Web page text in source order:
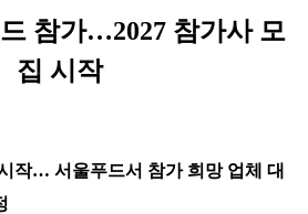
참가…2027 참가사 모
집 시작
작… 서울푸드서 참가 희망 업체 대